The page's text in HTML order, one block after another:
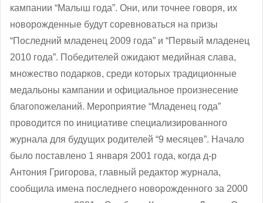
кампании “Малыш года”. Они, или точнее говоря, их
новорожденные будут соревноваться на призы
“Последний младенец 2009 года” и “Первый младенец
2010 года”. Победителей ожидают медийная слава,
множество подарков, среди которых традиционные
медальоны кампании и официальное произнесение
благопожеланий. Мероприятие “Младенец года”
проводится по инициативе специализированного
журнала для будущих родителей “9 месяцев”. Начало
было поставлено 1 января 2001 года, когда д-р
Антония Григорова, главный редактор журнала,
сообщила имена последнего новорожденного за 2000